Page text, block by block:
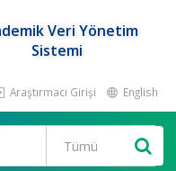
Veri Yönetim
Sistemi
Araştırmacı Girişi English